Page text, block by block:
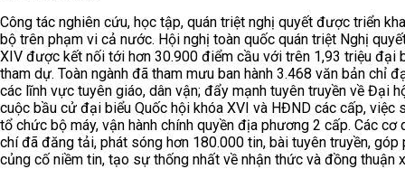
Công tác nghiên cứu, học tập, quán triệt nghị quyết được triển
bộ trên phạm vi cả nước. Hội nghị toàn quốc quán triệt Nghị
XIV được kết nối tới hơn 30.900 điểm cầu với trên 1,93 triệu đại
tham dự. Toàn ngành đã tham mưu ban hành 3.468 văn bản chỉ
các lĩnh vực tuyên giáo, dân vận; đẩy mạnh tuyên truyền về Đại
cuộc bầu cử đại biểu Quốc hội khóa XVI và HĐND các cấp, việc
tổ chức bộ máy, vận hành chính quyền địa phương 2 cấp. Các cơ
chí đã đăng tải, phát sóng hơn 180.000 tin, bài tuyên truyền, góp
củng cố niềm tin, tạo sự thống nhất về nhận thức và đồng thuận